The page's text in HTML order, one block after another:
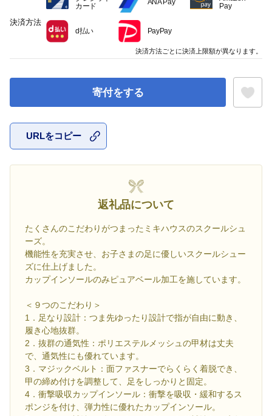
寄付をする
URLをコピー
返礼品について
たくさんのこだわりがつまったミキハウスのスクールシュ
ーズ。
機能性を充実させ、お子さまの足に優しいスクールシュー
ズに仕上げました。
カップインソールのみピュアベール加工を施しています。
＜９つのこだわり＞
1．足なり設計：つま先ゆったり設計で指が自由に動き、
履き心地抜群。
2．抜群の通気性：ポリエステルメッシュの甲材は丈夫
で、通気性にも優れています。
3．マジックベルト：面ファスナーでらくらく着脱でき、
甲の締め付けを調整して、足をしっかりと固定。
4．衝撃吸収カップインソール：衝撃を吸収・緩和するス
ポンジを付け、弾力性に優れたカップインソール。
決済方法
カード
ANA Pay
Pay
d払い PayPay
決済方法ごとに決済上限額が異なります。